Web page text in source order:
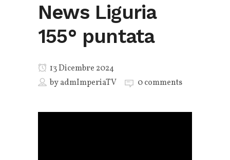
News Liguria
155° puntata
13 Dicembre 2024
byadmImperiaTV 0 comments